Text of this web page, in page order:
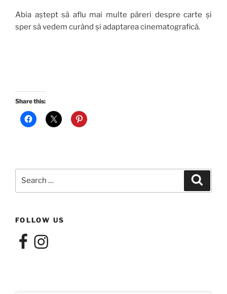
Abia aștept să aflu mai multe păreri despre carte și
sper să vedem curând și adaptarea cinematografică.
Share this:
FOLLOW US
FacebookInstagram